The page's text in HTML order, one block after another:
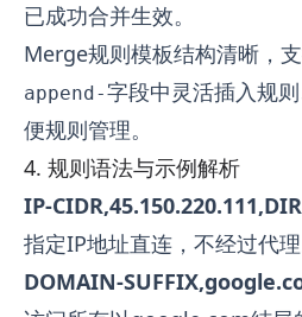
已成功合并生效。
Merge规则模板结构清晰，
append-字段中灵活插入规
便规则管理。
4. 规则语法与示例解析
IP-
指定IP地址直连，不经过代理
DOMAIN-